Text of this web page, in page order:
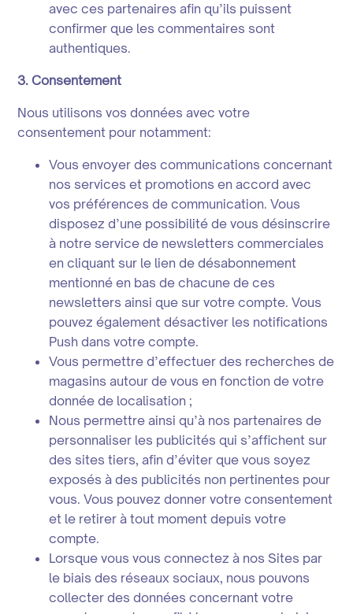
avec ces partenaires afin qu’ils puissent
confirmer que les commentaires sont
authentiques.
3. Consentement
Nous utilisons vos données avec votre
consentement pour notamment:
Vous envoyer des communications concernant
nos services et promotions en accord avec
vos préférences de communication. Vous
disposez d’une possibilité de vous désinscrire
à notre service de newsletters commerciales
en cliquant sur le lien de désabonnement
mentionné en bas de chacune de ces
newsletters ainsi que sur votre compte. Vous
pouvez également désactiver les notifications
Push dans votre compte.
Vous permettre d’effectuer des recherches de
magasins autour de vous en fonction de votre
donnée de localisation ;
Nous permettre ainsi qu’à nos partenaires de
personnaliser les publicités qui s’affichent sur
des sites tiers, afin d’éviter que vous soyez
exposés à des publicités non pertinentes pour
vous. Vous pouvez donner votre consentement
et le retirer à tout moment depuis votre
compte.
Lorsque vous vous connectez à nos Sites par
le biais des réseaux sociaux, nous pouvons
collecter des données concernant votre